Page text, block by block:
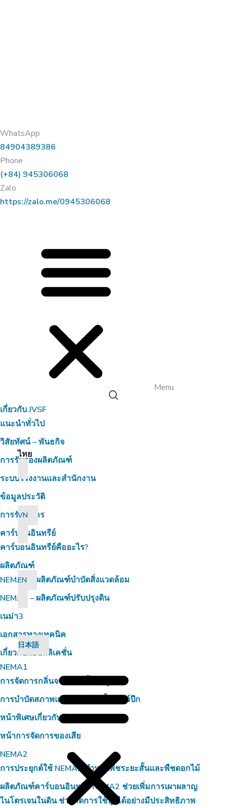
ไทย
VN
EN
日本語
WhatsApp
84904389386
Phone
(+84) 945306068
Zalo
https://zalo.me/0945306068
Menu
เกี่ยวกับ JVSF
แนะนำทั่วไป
วิสัยทัศน์ – พันธกิจ
การรับรองผลิตภัณฑ์
ระบบโรงงานและสำนักงาน
ข้อมูลประวัติ
การรับสมัคร
คาร์บอนอินทรีย์
คาร์บอนอินทรีย์คืออะไร?
ผลิตภัณฑ์
NEMA1 – ผลิตภัณฑ์บำบัดสิ่งแวดล้อม
NEMA2 – ผลิตภัณฑ์ปรับปรุงดิน
เนม่า3
เอกสารทางเทคนิค
เกี่ยวกับแอปพลิเคชั่น
NEMA1
การจัดการกลิ่นจากการเลี้ยงหมู
การบำบัดสภาพแวดล้อมการเลี้ยงสัตว์ปีก
หน้าพิเศษเกี่ยวกับวัวนม
หน้าการจัดการของเสีย
NEMA2
การประยุกต์ใช้ NEMA2 สำหรับพืชระยะสั้นและพืชดอกไม้
ผลิตภัณฑ์คาร์บอนอินทรีย์ NEMA2 ช่วยเพิ่มการเผาผลาญ
ไนโตรเจนในดิน ช่วยลดการใช้ปุ๋ยได้อย่างมีประสิทธิภาพ